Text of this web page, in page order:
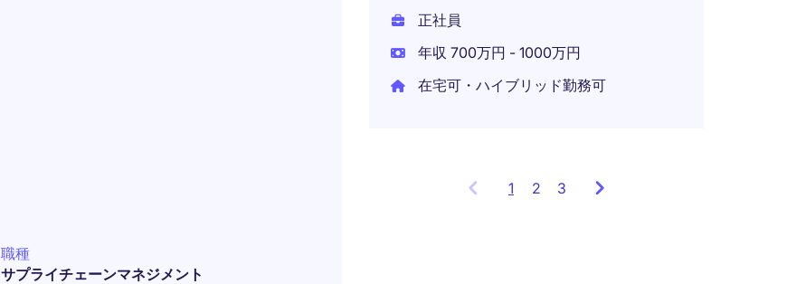
職種
サプライチェーンマネジメント
正社員
年収 700万円 - 1000万円
在宅可・ハイブリッド勤務可
1 Showing
2 3